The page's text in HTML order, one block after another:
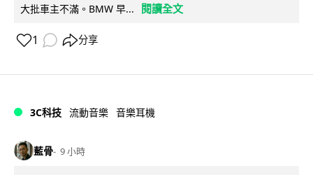
大批車主不滿。BMW 早...
閱讀全文
1 分享
3C科技 流動音樂 音樂耳機
藍骨 9 小時